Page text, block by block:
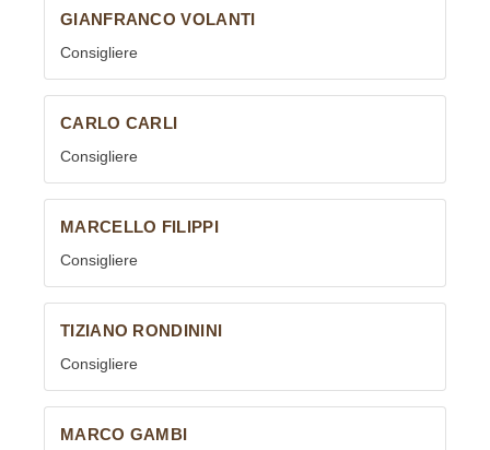
GIANFRANCO VOLANTI
Consigliere
CARLO CARLI
Consigliere
MARCELLO FILIPPI
Consigliere
TIZIANO RONDININI
Consigliere
MARCO GAMBI